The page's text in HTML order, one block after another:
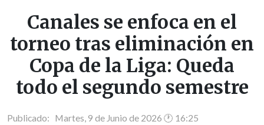
Canales se enfoca en el
torneo tras eliminación en
Copa de la Liga: Queda
todo el segundo semestre
Publicado: Martes, 9 de Junio de 2026 🕐 16:25